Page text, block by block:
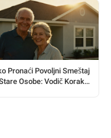
Pronaći Povoljni Smeštaj
Osobe: Vodič Korak